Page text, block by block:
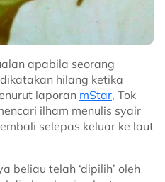
apabila seorang
hilang ketika
laporan mStar, Tok
ilham menulis syair
selepas keluar ke laut
beliau telah ‘dipilih’ oleh